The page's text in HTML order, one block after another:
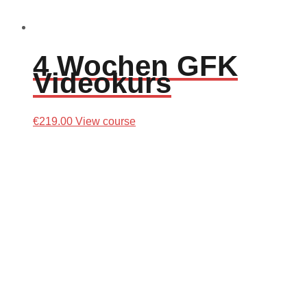
4 Wochen GFK
Videokurs
€219.00 View course